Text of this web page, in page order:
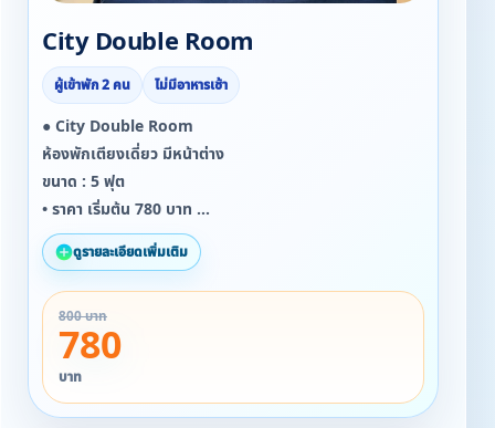
City Double Room
ผู้เข้าพัก 2 คน ไม่มีอาหารเช้า
● City Double Room
ห้องพักเตียงเดี่ยว มีหน้าต่าง
ขนาด : 5 ฟุต
• ราคา เริ่มต้น 780 บาท
• จำนวนผู้เข้าพัก : 2 ท่าน
☆☆ สำหรับลูกค้าที่เข้าพักตั้งแต่ 19/09/2568 ถึง
31/11/2568
รับ Snack ฟรี ทุกห้อง ทุกวันที่เข้าพัก!!!!
ดูรายละเอียดเพิ่มเติม
800 บาท
780
บาท